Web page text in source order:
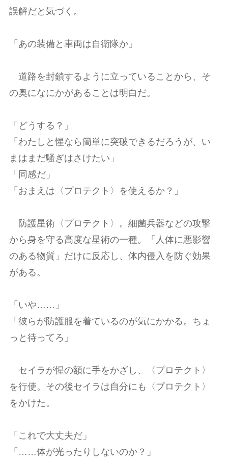
誤解だと気づく。
「あの装備と車両は自衛隊か」
道路を封鎖するように立っていることから、そ
の奥になにかがあることは明白だ。
「どうする？」
「わたしと惺なら簡単に突破できるだろうが、い
まはまだ騒ぎはさけたい」
「同感だ」
「おまえは〈プロテクト〉を使えるか？」
防護星術〈プロテクト〉。細菌兵器などの攻撃
から身を守る高度な星術の一種。「人体に悪影響
のある物質」だけに反応し、体内侵入を防ぐ効果
がある。
「いや……」
「彼らが防護服を着ているのが気にかかる。ちょ
っと待ってろ」
セイラが惺の額に手をかざし、〈プロテクト〉
を行使。その後セイラは自分にも〈プロテクト〉
をかけた。
「これで大丈夫だ」
「……体が光ったりしないのか？」